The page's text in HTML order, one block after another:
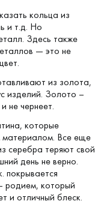
кольца из
и т.д. Но
Здесь также
— это не
из золота,
изделий. Золото –
не чернеет.
которые
материалом. Все еще
серебра теряют свой
день не верно.
покрывается
родием, который
и отличный блеск.